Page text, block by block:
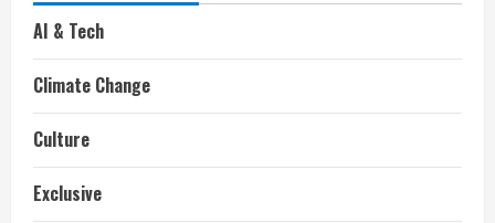
AI & Tech
Climate Change
Culture
Exclusive